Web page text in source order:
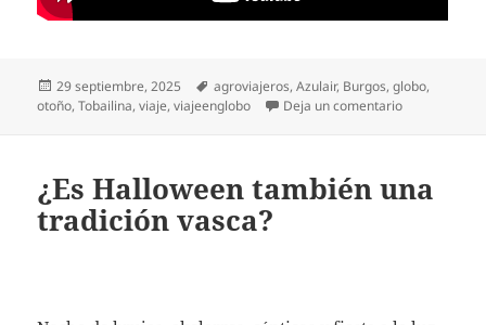
Publicado
el
29 septiembre, 2025 Etiquetas
agroviajeros,Azulair, Burgos,globo,
otoño,Tobailina,viaje,viajeenglobo Deja un comentarioen Burgos
¿Es Halloween también una
tradición vasca?